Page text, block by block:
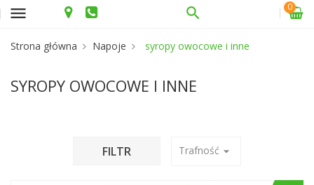
menu 0
Strona główna Napoje syropy owocowe i inne
SYROPY OWOCOWE I INNE
FILTR Trafność arrow_drop_down